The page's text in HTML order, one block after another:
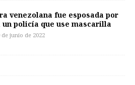
venezolana fue esposada por
policía que use mascarilla
de junio de 2022